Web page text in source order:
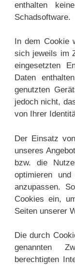
enthalten
Schadsoftware.
In dem Cookie
sich jeweils im
eingesetzten
Daten
genutzten
jedoch nicht,
von Ihrer
Der Einsatz
unseres
bzw. die
optimieren
anzupassen.
Cookies ein,
Seiten unserer
Die durch
genannten
berechtigten